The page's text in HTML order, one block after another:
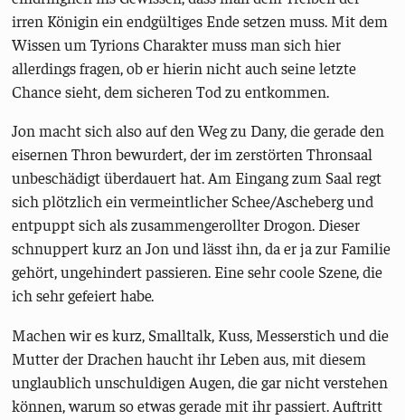
irren Königin ein endgültiges Ende setzen muss. Mit dem
Wissen um Tyrions Charakter muss man sich hier
allerdings fragen, ob er hierin nicht auch seine letzte
Chance sieht, dem sicheren Tod zu entkommen.
Jon macht sich also auf den Weg zu Dany, die gerade den
eisernen Thron bewurdert, der im zerstörten Thronsaal
unbeschädigt überdauert hat. Am Eingang zum Saal regt
sich plötzlich ein vermeintlicher Schee/Ascheberg und
entpuppt sich als zusammengerollter Drogon. Dieser
schnuppert kurz an Jon und lässt ihn, da er ja zur Familie
gehört, ungehindert passieren. Eine sehr coole Szene, die
ich sehr gefeiert habe.
Machen wir es kurz, Smalltalk, Kuss, Messerstich und die
Mutter der Drachen haucht ihr Leben aus, mit diesem
unglaublich unschuldigen Augen, die gar nicht verstehen
können, warum so etwas gerade mit ihr passiert. Auftritt